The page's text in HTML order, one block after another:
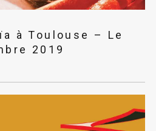
à Toulouse – Le
2019